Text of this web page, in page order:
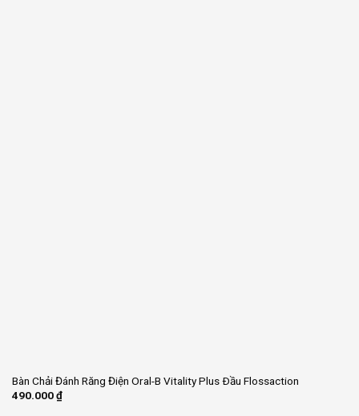
Bàn Chải Đánh Răng Điện Oral-B Vitality Plus Ðầu Flossaction
490.000₫